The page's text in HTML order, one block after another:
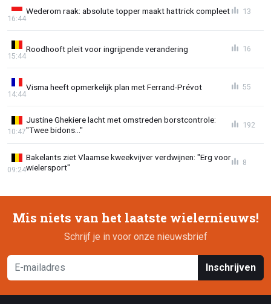
Wederom raak: absolute topper maakt hattrick compleet
16:44
13
Roodhooft pleit voor ingrijpende verandering
15:44
16
Visma heeft opmerkelijk plan met Ferrand-Prévot
14:44
55
Justine Ghekiere lacht met omstreden borstcontrole:
"Twee bidons..."
10:47
192
Bakelants ziet Vlaamse kweekvijver verdwijnen: "Erg voor
wielersport"
09:24
8
Mis niets van het laatste wielernieuws!
Schrijf je in voor onze nieuwsbrief
Inschrijven